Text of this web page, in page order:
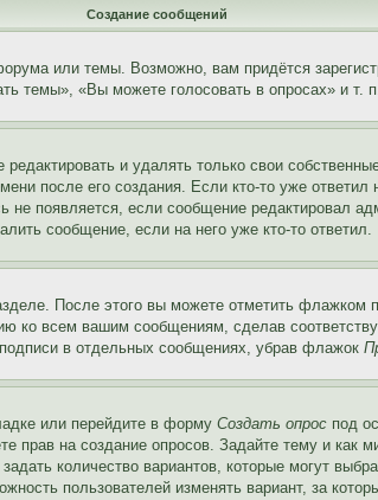
Создание сообщений
или темы. Возможно, вам придётся
темы», «Вы можете голосовать в опросах» и т.
и удалять только свои
после его создания. Если кто-то уже
появляется, если сообщение редактировал
сообщение, если на него уже кто-то ответил.
После этого вы можете отметить флажком
ко всем вашим сообщениям, сделав
в отдельных сообщениях, убрав флажок
или перейдите в форму Создать опрос под
прав на создание опросов. Задайте тему и как
количество вариантов, которые могут
пользователей изменять вариант, за